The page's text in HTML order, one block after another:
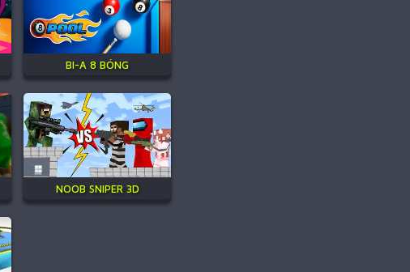
BI-A 8 BÓNG
NOOB SNIPER 3D